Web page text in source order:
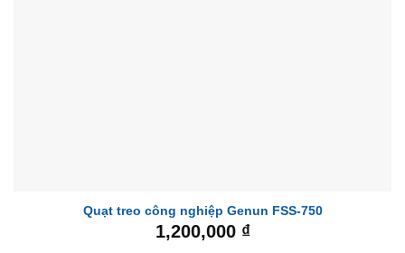
Quạt treo công nghiệp Genun FSS-750
1,200,000 ₫